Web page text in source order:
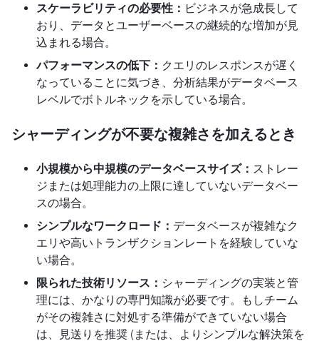
スケーラビリティの必要性： ビジネスが急成長して
おり、データとユーザーベースの継続的な増加が見
込まれる場合。
パフォーマンスの低下： クエリのレスポンスが遅く
なっていることに気づき、分析結果がデータベース
レベルでボトルネックを示している場合。
シャーディングが不要な複雑さを加えるとき
小規模から中規模のデータベースサイズ： ストレー
ジまたは処理能力の上限に達していないデータベー
スの場合。
シンプルなワークロード： データベースが複雑なク
エリや高いトランザクションレートを経験していな
い場合。
限られた技術リソース： シャーディングの実装と管
理には、かなりの専門知識が必要です。もしチーム
がその複雑さに対処する準備ができていない場合
は、見送りを推奨 (または、よりシンプルな解決策を